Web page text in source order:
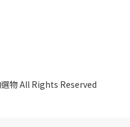
物 All Rights Reserved